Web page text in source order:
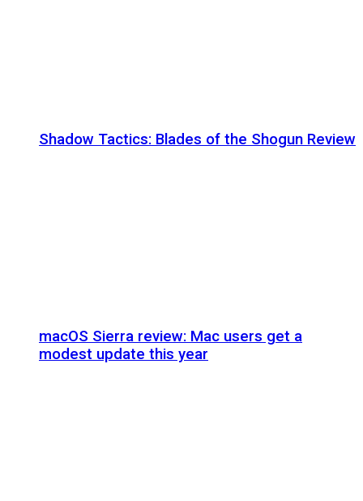
Shadow Tactics: Blades of the Shogun Review
macOS Sierra review: Mac users get a
modest update this year